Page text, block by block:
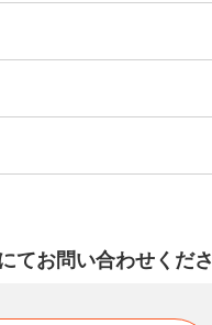
てお問い合わせくだ